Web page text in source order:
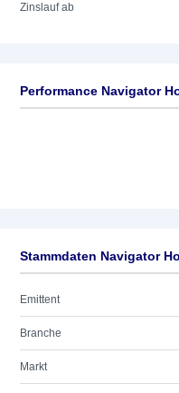
Zinslauf ab
Performance Navigator
Stammdaten Navigator
Emittent
Branche
Markt